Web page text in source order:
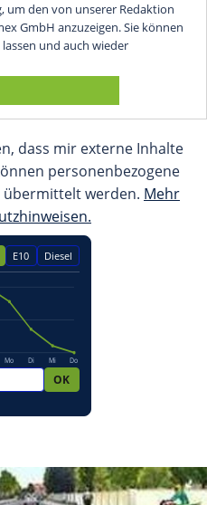
um den von unserer Redaktion
GmbH anzuzeigen. Sie können
und auch wieder
dass mir externe Inhalte
personenbezogene
werden. Mehr